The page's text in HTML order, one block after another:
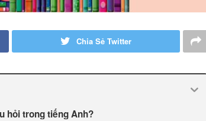
Chia Sẻ Twitter
hỏi trong tiếng Anh?